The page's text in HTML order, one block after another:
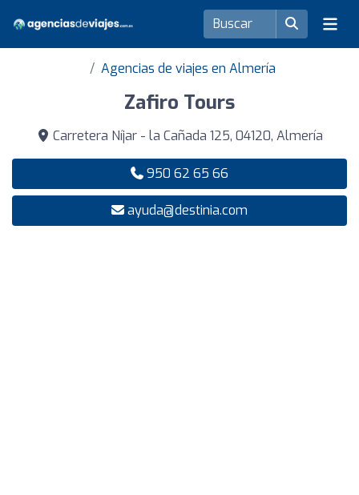
Agencias de viajes en Almería
Zafiro Tours
Carretera Níjar - la Cañada 125, 04120, Almería
950 62 65 66
ayuda@destinia.com